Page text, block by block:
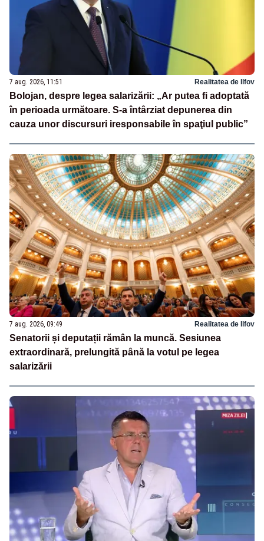
7 aug. 2026, 11:51 Realitatea de Ilfov
Bolojan, despre legea salarizării: „Ar putea fi adoptată
în perioada următoare. S-a întârziat depunerea din
cauza unor discursuri iresponsabile în spaţiul public”
7 aug. 2026, 09:49 Realitatea de Ilfov
Senatorii și deputații rămân la muncă. Sesiunea
extraordinară, prelungită până la votul pe legea
salarizării